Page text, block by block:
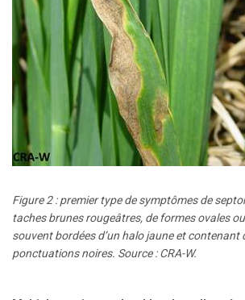
Figure 2 : premier type de symptômes de
taches brunes rougeâtres, de formes ovales
souvent bordées d’un halo jaune et contenant
ponctuations noires. Source : CRA-W.